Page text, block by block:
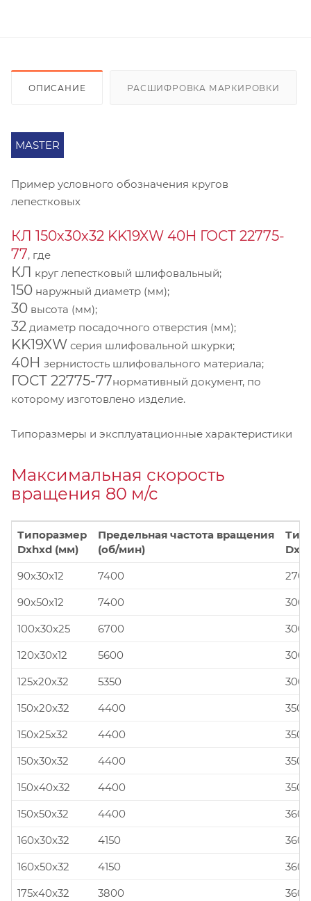
ОПИСАНИЕ РАСШИФРОВКА МАРКИРОВКИ
MASTER
Пример условного обозначения кругов
лепестковых
КЛ 150х30х32 KK19XW 40Н ГОСТ 22775-
77, где
КЛ круг лепестковый шлифовальный;
150 наружный диаметр (мм);
30 высота (мм);
32 диаметр посадочного отверстия (мм);
KK19XW серия шлифовальной шкурки;
40Н зернистость шлифовального материала;
ГОСТ 22775-77нормативный документ, по
которому изготовлено изделие.
Типоразмеры и эксплуатационные характеристики
Максимальная скорость
вращения 80 м/с
Типоразмер
Dxhxd (мм)
Предельная частота вращения
(об/мин)
90x30x12
7400
90x50x12
7400
100x30x25
6700
120x30x12
5600
125x20x32
5350
150x20x32
4400
150x25x32
4400
150x30x32
4400
150x40x32
4400
150x50x32
4400
160x30x32
4150
160x50x32
4150
175x40x32
3800